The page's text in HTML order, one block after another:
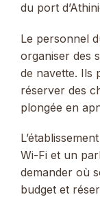
du port
Le personnel
organiser des
de navette. Ils
réserver des
plongée en
Wi-Fi et un
demander où
budget et